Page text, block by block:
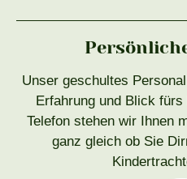
Unser geschultes
Erfahrung und Blick
Telefon stehen wir Ihnen
ganz gleich ob Sie